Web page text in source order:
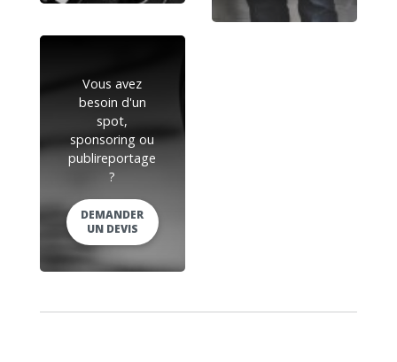
Vous avez
besoin d'un
spot,
sponsoring ou
publireportage
?
DEMANDER
UN DEVIS